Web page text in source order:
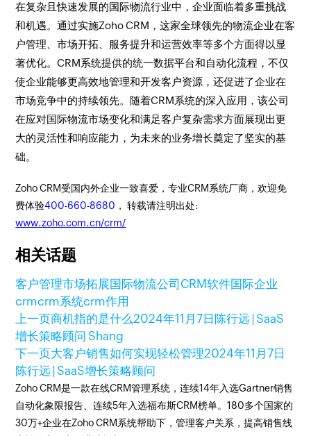
在复杂且快速发展的国际物流行业中，企业面临着多重挑战
和机遇。通过实施Zoho CRM，这家全球领先的物流企业在客
户管理、市场开拓、服务提升和运营效率等多个方面得以显
著优化。CRM系统提供的统一数据平台和自动化流程，不仅
使企业能够更高效地管理和开发客户资源，还促进了企业在
市场竞争中的持续领先。随着CRM系统的深入应用，该公司
在应对国际物流市场变化和满足客户复杂需求方面展现出更
大的灵活性和响应能力，为未来的业务增长奠定了坚实的基
础。
Zoho CRM受国内外企业一致喜爱，专业CRM系统厂商，欢迎免
费体验400-660-8680 ， 转载请注明出处:
www.zoho.com.cn/crm/
相关话题
客户管理市场拓展国际物流公司CRM软件国际企业
crmcrm系统crm作用
上一页商机指的是什么2024年11月7日 陈行远 | SaaS
增长策略顾问 Shang
下一页大客户销售如何实现轻松管理2024年11月7日
陈行远 | SaaS增长策略顾问
Zoho CRM是一款在线CRM管理系统，连续14年入选Gartner销售
自动化象限报告、连续5年入选福布斯CRM榜单。180多个国家的
30万+企业在Zoho CRM系统帮助下，管理客户关系，提高销售线